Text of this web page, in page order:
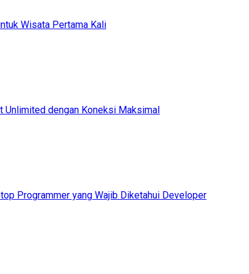
Wisata Pertama Kali
Unlimited dengan Koneksi Maksimal
Programmer yang Wajib Diketahui Developer